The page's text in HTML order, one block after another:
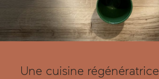
Une cuisine régénératrice